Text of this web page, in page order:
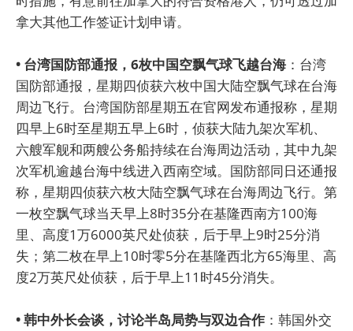
拿大其他工作签证计划申请。
• 台湾国防部通报，6枚中国空飘气球飞越台海 ：台湾
国防部通报，星期四侦获六枚中国大陆空飘气球在台海
周边飞行。台湾国防部星期五在官网发布通报称，星期
四早上6时至星期五早上6时，侦获大陆九架次军机、
六艘军舰和两艘公务船持续在台海周边活动，其中九架
次军机逾越台海中线进入西南空域。国防部同日还通报
称，星期四侦获六枚大陆空飘气球在台海周边飞行。第
一枚空飘气球当天早上8时35分在基隆西南方100海
里、高度1万6000英尺处侦获，后于早上9时25分消
失；第二枚在早上10时零5分在基隆西北方65海里、高
度2万英尺处侦获，后于早上11时45分消失。
• 韩中外长会谈，讨论半岛局势与双边合作 ：韩国外交